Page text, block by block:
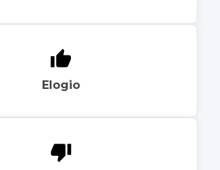
Elogio